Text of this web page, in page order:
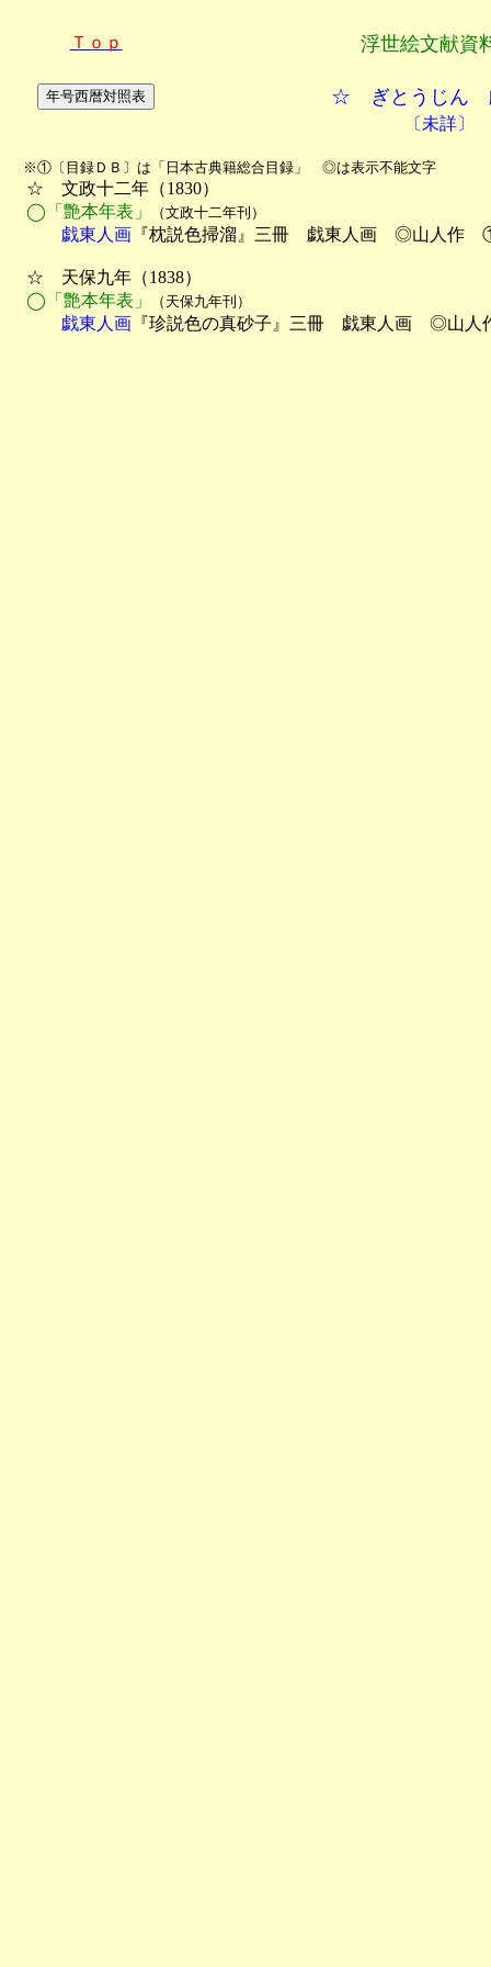
Ｔｏｐ 浮世絵文献資
☆ ぎとうじん
〔未詳〕
※①〔目録ＤＢ〕は「日本古典籍総合目録」　◎は表示不能文字
☆　文政十二年（1830）
◯「艶本年表」
（文政十二年刊）
戯東人画 『枕説色掃溜』三冊　戯東人画　◎山人作
☆　天保九年（1838）
◯「艶本年表」
（天保九年刊）
戯東人画